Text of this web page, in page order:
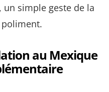
un simple geste de la
au Mexique